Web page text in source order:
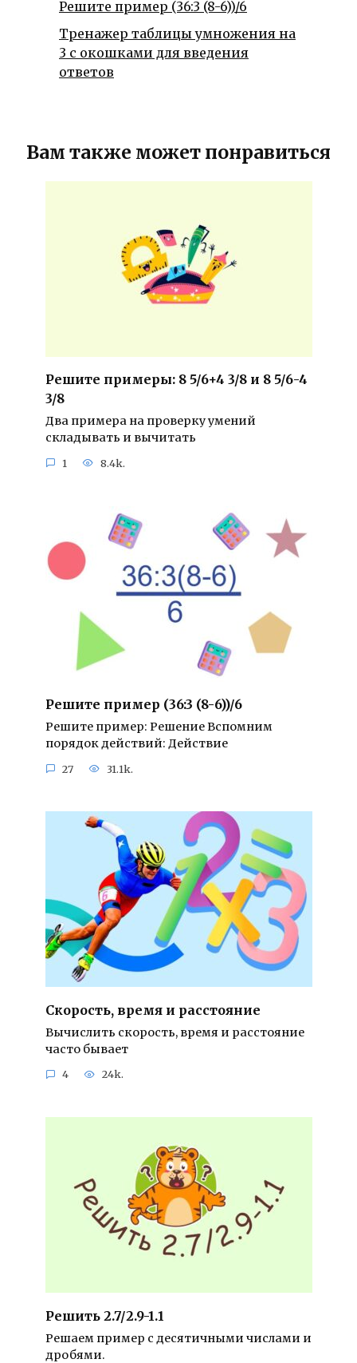
Решите пример (36:3 (8-6))/6
Тренажер таблицы умножения на
3 с окошками для введения
ответов
Вам также может понравиться
Решите примеры: 8 5/6+4 3/8 и 8 5/6-4
3/8
Два примера на проверку умений
складывать и вычитать
1 8.4k.
Решите пример (36:3 (8-6))/6
Решите пример: Решение Вспомним
порядок действий: Действие
27 31.1k.
Скорость, время и расстояние
Вычислить скорость, время и расстояние
часто бывает
4 24k.
Решить 2.7/2.9-1.1
Решаем пример с десятичными числами и
дробями.